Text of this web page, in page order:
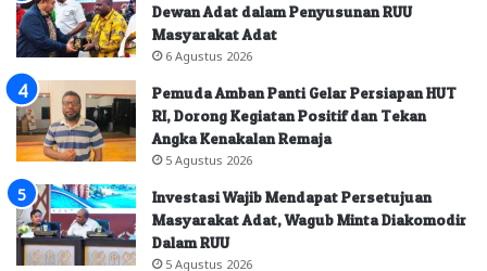
Dewan Adat dalam Penyusunan RUU
Masyarakat Adat
6 Agustus 2026
Pemuda Amban Panti Gelar Persiapan HUT
RI, Dorong Kegiatan Positif dan Tekan
Angka Kenakalan Remaja
5 Agustus 2026
Investasi Wajib Mendapat Persetujuan
Masyarakat Adat, Wagub Minta Diakomodir
Dalam RUU
5 Agustus 2026